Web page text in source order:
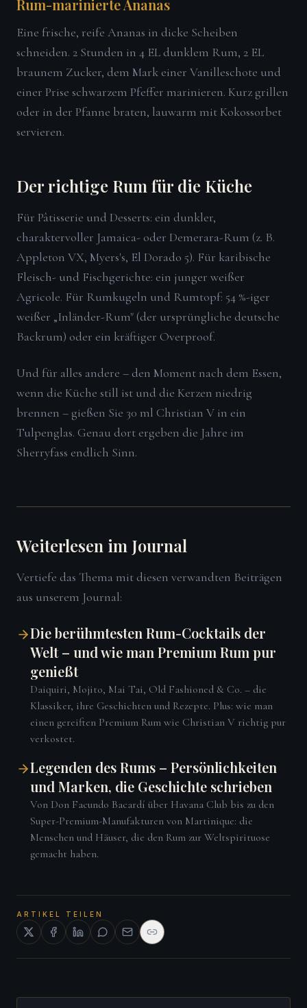
Rum-marinierte Ananas
Eine frische, reife Ananas in dicke Scheiben
schneiden. 2 Stunden in 4 EL dunklem Rum, 2 EL
braunem Zucker, dem Mark einer Vanilleschote und
einer Prise schwarzem Pfeffer marinieren. Kurz grillen
oder in der Pfanne braten, lauwarm mit Kokossorbet
servieren.
Der richtige Rum für die Küche
Für Pâtisserie und Desserts: ein dunkler,
charaktervoller Jamaica- oder Demerara-Rum (z. B.
Appleton VX, Myers's, El Dorado 5). Für karibische
Fleisch- und Fischgerichte: ein junger weißer
Agricole. Für Rumkugeln und Rumtopf: 54 %-iger
weißer „Inländer-Rum" (der ursprüngliche deutsche
Backrum) oder ein kräftiger Overproof.
Und für alles andere – den Moment nach dem Essen,
wenn die Küche still ist und die Kerzen niedrig
brennen – gießen Sie 30 ml Christian V in ein
Tulpenglas. Genau dort ergeben die Jahre im
Sherryfass endlich Sinn.
Weiterlesen im Journal
Vertiefe das Thema mit diesen verwandten Beiträgen
aus unserem Journal:
Die berühmtesten Rum-Cocktails der
Welt – und wie man Premium Rum pur
genießt
Daiquiri, Mojito, Mai Tai, Old Fashioned & Co. – die
Klassiker, ihre Geschichten und Rezepte. Plus: wie man
einen gereiften Premium Rum wie Christian V richtig pur
verkostet.
Legenden des Rums – Persönlichkeiten
und Marken, die Geschichte schrieben
Von Don Facundo Bacardí über Havana Club bis zu den
Super-Premium-Manufakturen von Martinique: die
Menschen und Häuser, die den Rum zur Weltspirituose
gemacht haben.
ARTIKEL TEILEN